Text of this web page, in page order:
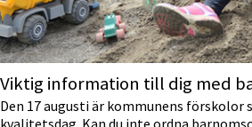
Viktig information till dig med
Den 17 augusti är kommunens förskolor